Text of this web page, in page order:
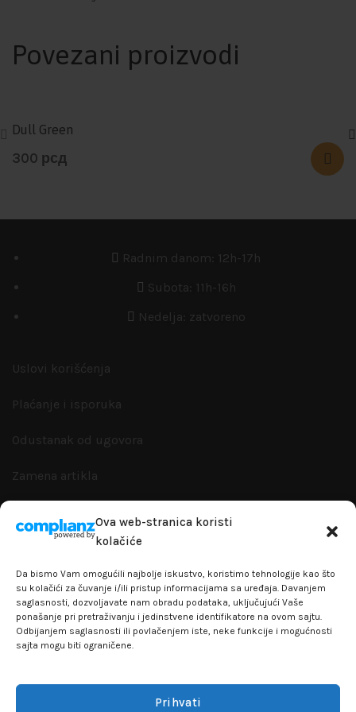
Ova web-stranica koristi
kolačiće
Da bismo Vam omogućili najbolje iskustvo, koristimo tehnologije kao što
su kolačići za čuvanje i/ili pristup informacijama sa uređaja. Davanjem
saglasnosti, dozvoljavate nam obradu podataka, uključujući Vaše
ponašanje pri pretraživanju i jedinstvene identifikatore na ovom sajtu.
Odbijanjem saglasnosti ili povlačenjem iste, neke funkcije i mogućnosti
sajta mogu biti ograničene.
Prihvati
Povezani proizvodi
Dull Green
300 рсд
Radnim danom: 12h-17h
Subota: 11h-16h
Nedelja: zatvoreno
Uslovi korišćenja
Plaćanje i isporuka
Odustanak od ugovora
Zamena artikla
Politika privatnosti
+381641129145
info@flakhobby.com
Lokal 102, prvi sprat